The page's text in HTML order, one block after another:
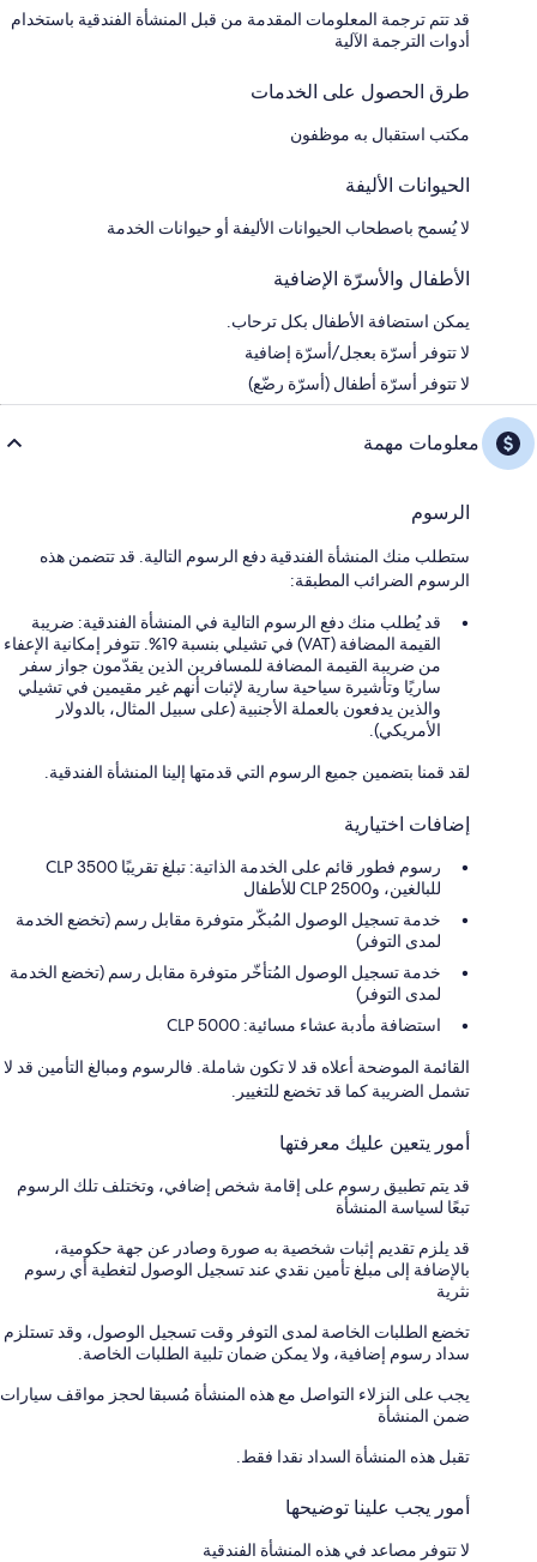
قد تتم ترجمة المعلومات المقدمة من قبل المنشأة الفندقية باستخدام
أدوات الترجمة الآلية
طرق الحصول على الخدمات
مكتب استقبال به موظفون
الحيوانات الأليفة
لا يُسمح باصطحاب الحيوانات الأليفة أو حيوانات الخدمة
الأطفال والأسرّة الإضافية
يمكن استضافة الأطفال بكل ترحاب.
لا تتوفر أسرّة بعجل/أسرّة إضافية
لا تتوفر أسرّة أطفال (أسرّة رضّع)
معلومات مهمة
الرسوم
ستطلب منك المنشأة الفندقية دفع الرسوم التالية. قد تتضمن هذه
الرسوم الضرائب المطبقة:
قد يُطلب منك دفع الرسوم التالية في المنشأة الفندقية: ضريبة
القيمة المضافة (VAT) في تشيلي بنسبة 19%. تتوفر إمكانية الإعفاء
من ضريبة القيمة المضافة للمسافرين الذين يقدّمون جواز سفر
ساريًا وتأشيرة سياحية سارية لإثبات أنهم غير مقيمين في تشيلي
والذين يدفعون بالعملة الأجنبية (على سبيل المثال، بالدولار
الأمريكي).
لقد قمنا بتضمين جميع الرسوم التي قدمتها إلينا المنشأة الفندقية.
إضافات اختيارية
رسوم فطور قائم على الخدمة الذاتية: تبلغ تقريبًا CLP 3500
للبالغين، وCLP 2500 للأطفال
خدمة تسجيل الوصول المُبكّر متوفرة مقابل رسم (تخضع الخدمة
لمدى التوفر)
خدمة تسجيل الوصول المُتأخّر متوفرة مقابل رسم (تخضع الخدمة
لمدى التوفر)
استضافة مأدبة عشاء مسائية: CLP 5000
القائمة الموضحة أعلاه قد لا تكون شاملة. فالرسوم ومبالغ التأمين قد لا
تشمل الضريبة كما قد تخضع للتغيير.
أمور يتعين عليك معرفتها
قد يتم تطبيق رسوم على إقامة شخص إضافي، وتختلف تلك الرسوم
تبعًا لسياسة المنشأة
قد يلزم تقديم إثبات شخصية به صورة وصادر عن جهة حكومية،
بالإضافة إلى مبلغ تأمين نقدي عند تسجيل الوصول لتغطية أي رسوم
نثرية
تخضع الطلبات الخاصة لمدى التوفر وقت تسجيل الوصول، وقد تستلزم
سداد رسوم إضافية، ولا يمكن ضمان تلبية الطلبات الخاصة.
يجب على النزلاء التواصل مع هذه المنشأة مُسبقا لحجز مواقف سيارات
ضمن المنشأة
تقبل هذه المنشأة السداد نقدا فقط.
أمور يجب علينا توضيحها
لا تتوفر مصاعد في هذه المنشأة الفندقية